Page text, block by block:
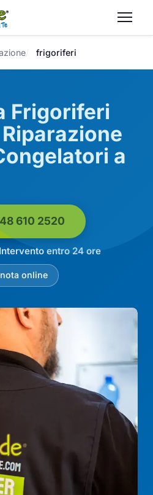
frigoriferi
Frigoriferi
a
610 2520
Intervento entro 24 ore
online